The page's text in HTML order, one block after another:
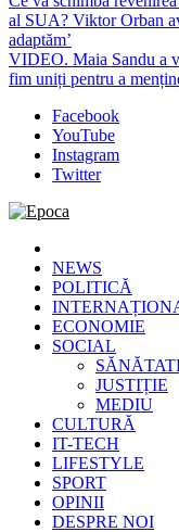
al SUA? Viktor Orban
adaptăm’
VIDEO. Maia Sandu a
fim uniți pentru a
Facebook
YouTube
Instagram
Twitter
Epoca
Cele mai noi știri online
NEWS
POLITICĂ
ECONOMIE
SOCIAL
JUSTIȚIE
MEDIU
CULTURĂ
IT-TECH
LIFESTYLE
SPORT
OPINII
DESPRE NOI